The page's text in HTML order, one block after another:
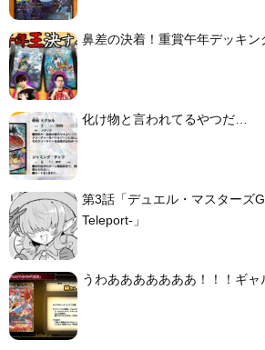
鼻差の決着！重賞午年デッキン
化け物と言われてるやつだ…
第3話「デュエル・マスターズ
Teleport-」
うわあああああああ！！！ギャ